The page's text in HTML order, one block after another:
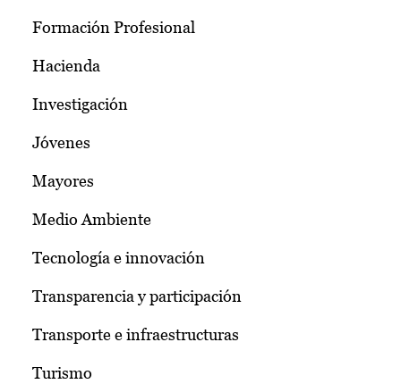
Formación Profesional
Hacienda
Investigación
Jóvenes
Mayores
Medio Ambiente
Tecnología e innovación
Transparencia y participación
Transporte e infraestructuras
Turismo